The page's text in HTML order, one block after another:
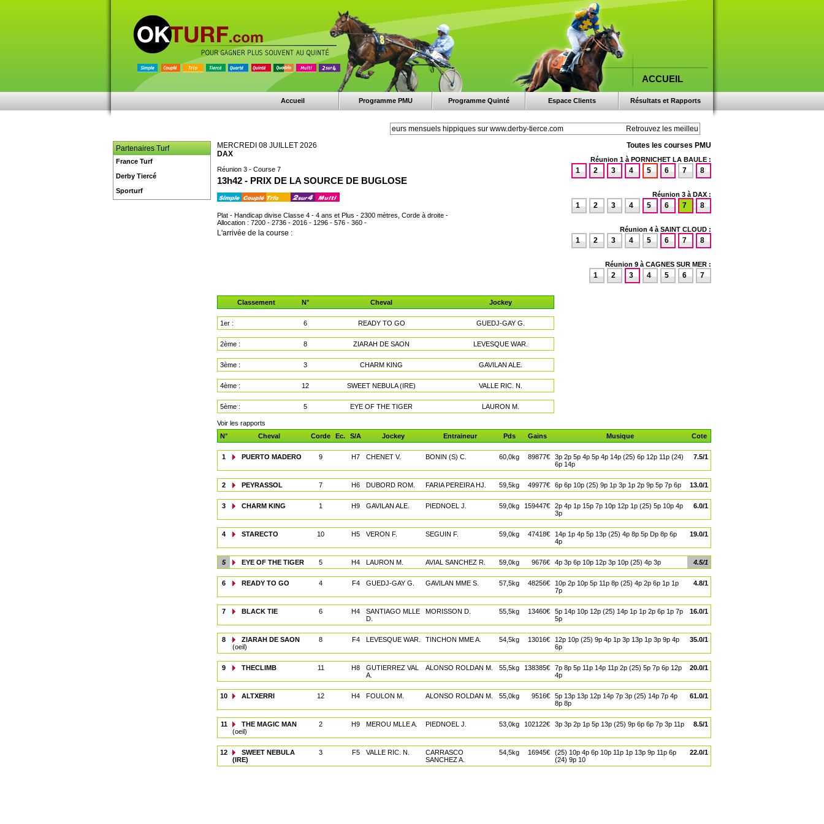
ACCUEIL
Résultats et Rapports
Espace Clients
Programme Quinté
Programme PMU
Accueil
Toutes les courses PMU
Réunion 1 à PORNICHET LA BAULE :
8
7
6
5
4
3
2
1
Réunion 3 à DAX :
8
7
6
5
4
3
2
1
Réunion 4 à SAINT CLOUD :
8
7
6
5
4
3
2
1
Réunion 9 à CAGNES SUR MER :
7
6
5
4
3
2
1
MERCREDI 08 JUILLET 2026
DAX
Réunion 3 - Course 7
13h42 - PRIX DE LA SOURCE DE BUGLOSE
Plat - Handicap divise Classe 4 - 4 ans et Plus - 2300 mètres, Corde à droite -
Allocation : 7200 - 2736 - 2016 - 1296 - 576 - 360 -
L'arrivée de la course :
Classement N° Cheval Jockey
1er : 6 READY TO GO GUEDJ-GAY G.
2ème : 8 ZIARAH DE SAON LEVESQUE WAR.
3ème : 3 CHARM KING GAVILAN ALE.
4ème : 12 SWEET NEBULA (IRE) VALLE RIC. N.
5ème : 5 EYE OF THE TIGER LAURON M.
Voir les rapports
N°
Cheval Corde Ec. S/A Jockey Entraineur Pds Gains Musique Cote
1 PUERTO MADERO 9 H7 CHENET V. BONIN (S) C. 60,0kg 89877€
3p 2p 5p 4p 5p 4p 14p (25) 6p 12p 11p (24)
6p 14p
7.5/1
2 PEYRASSOL 7 H6 DUBORD ROM. FARIA PEREIRA HJ. 59,5kg 49977€ 6p 6p 10p (25) 9p 1p 3p 1p 2p 9p 5p 7p 6p 13.0/1
3 CHARM KING 1 H9 GAVILAN ALE. PIEDNOEL J. 59,0kg 159447€
2p 4p 1p 15p 7p 10p 12p 1p (25) 5p 10p 4p
3p
6.0/1
4 STARECTO 10 H5 VERON F. SEGUIN F. 59,0kg 47418€
14p 1p 4p 5p 13p (25) 4p 8p 5p Dp 8p 6p
4p
19.0/1
5 EYE OF THE TIGER 5 H4 LAURON M. AVIAL SANCHEZ R. 59,0kg 9676€ 4p 3p 6p 10p 12p 3p 10p (25) 4p 3p 4.5/1
6 READY TO GO 4 F4 GUEDJ-GAY G. GAVILAN MME S. 57,5kg 48256€
10p 2p 10p 5p 11p 8p (25) 4p 2p 6p 1p 1p
7p
4.8/1
7 BLACK TIE 6 H4
SANTIAGO MLLE
D.
MORISSON D. 55,5kg 13460€
5p 14p 10p 12p (25) 14p 1p 1p 2p 6p 1p 7p
5p
16.0/1
8
ZIARAH DE SAON
(oeil)
8 F4 LEVESQUE WAR. TINCHON MME A. 54,5kg 13016€
12p 10p (25) 9p 4p 1p 3p 13p 1p 3p 9p 4p
6p
35.0/1
9 THECLIMB 11 H8
GUTIERREZ VAL
A.
ALONSO ROLDAN M. 55,5kg 138385€
7p 8p 5p 11p 14p 11p 2p (25) 5p 7p 6p 12p
4p
20.0/1
10 ALTXERRI 12 H4 FOULON M. ALONSO ROLDAN M. 55,0kg 9516€
5p 13p 13p 12p 14p 7p 3p (25) 14p 7p 4p
8p 8p
61.0/1
11
THE MAGIC MAN
(oeil)
2 H9 MEROU MLLE A. PIEDNOEL J. 53,0kg 102122€ 3p 3p 2p 1p 5p 13p (25) 9p 6p 6p 7p 3p 11p 8.5/1
12
SWEET NEBULA
(IRE)
3 F5 VALLE RIC. N.
CARRASCO
SANCHEZ A.
54,5kg 16945€
(25) 10p 4p 6p 10p 11p 1p 13p 9p 11p 6p
(24) 9p 10
22.0/1
Partenaires Turf
France Turf
Derby Tiercé
Sporturf